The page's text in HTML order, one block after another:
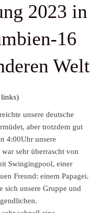
2023 in
16
Welt
unsere deutsche
aber trotzdem gut
4:00Uhr unsere
sehr überrascht von
Swingingpool, einer
Freund: einem Papagei.
sich unsere Gruppe und